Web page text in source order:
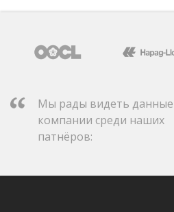
Мы рады видеть данные
компании среди наших
патнёров: